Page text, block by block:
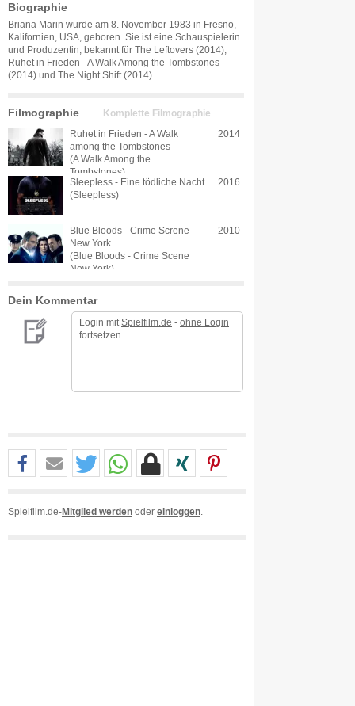
Biographie
Briana Marin wurde am 8. November 1983 in Fresno,
Kalifornien, USA, geboren. Sie ist eine Schauspielerin
und Produzentin, bekannt für The Leftovers (2014),
Ruhet in Frieden - A Walk Among the Tombstones
(2014) und The Night Shift (2014).
Filmographie Komplette Filmographie
Ruhet in Frieden - A Walk
among the Tombstones
(A Walk Among the
Tombstones)
2014
Sleepless - Eine tödliche Nacht
(Sleepless)
2016
Blue Bloods - Crime Screne
New York
(Blue Bloods - Crime Scene
New York)
2010
Dein Kommentar
Login mit Spielfilm.de - ohne Login
fortsetzen.
Spielfilm.de-Mitglied werden oder einloggen